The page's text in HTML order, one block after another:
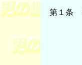
第１条